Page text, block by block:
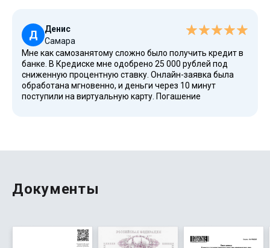
полная стоимость займа указана заранее.
Д
Денис
Самара
Мне как самозанятому сложно было получить кредит в
банке. В Кредиске мне одобрено 25 000 рублей под
сниженную процентную ставку. Онлайн-заявка была
обработана мгновенно, и деньги через 10 минут
поступили на виртуальную карту. Погашение
Документы